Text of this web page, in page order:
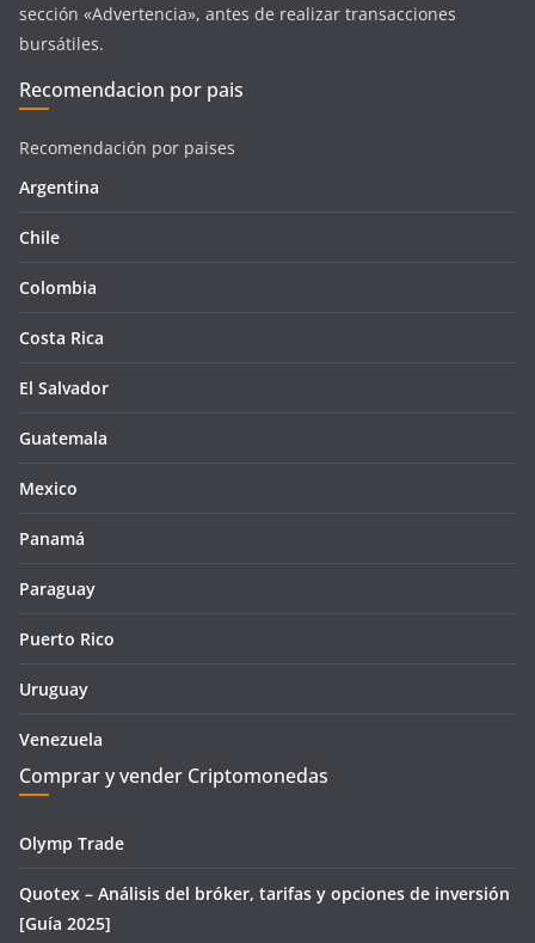
sección «Advertencia», antes de realizar transacciones
bursátiles.
Recomendacion por pais
Recomendación por paises
Argentina
Chile
Colombia
Costa Rica
El Salvador
Guatemala
Mexico
Panamá
Paraguay
Puerto Rico
Uruguay
Venezuela
Comprar y vender Criptomonedas
Olymp Trade
Quotex – Análisis del bróker, tarifas y opciones de inversión
[Guía 2025]